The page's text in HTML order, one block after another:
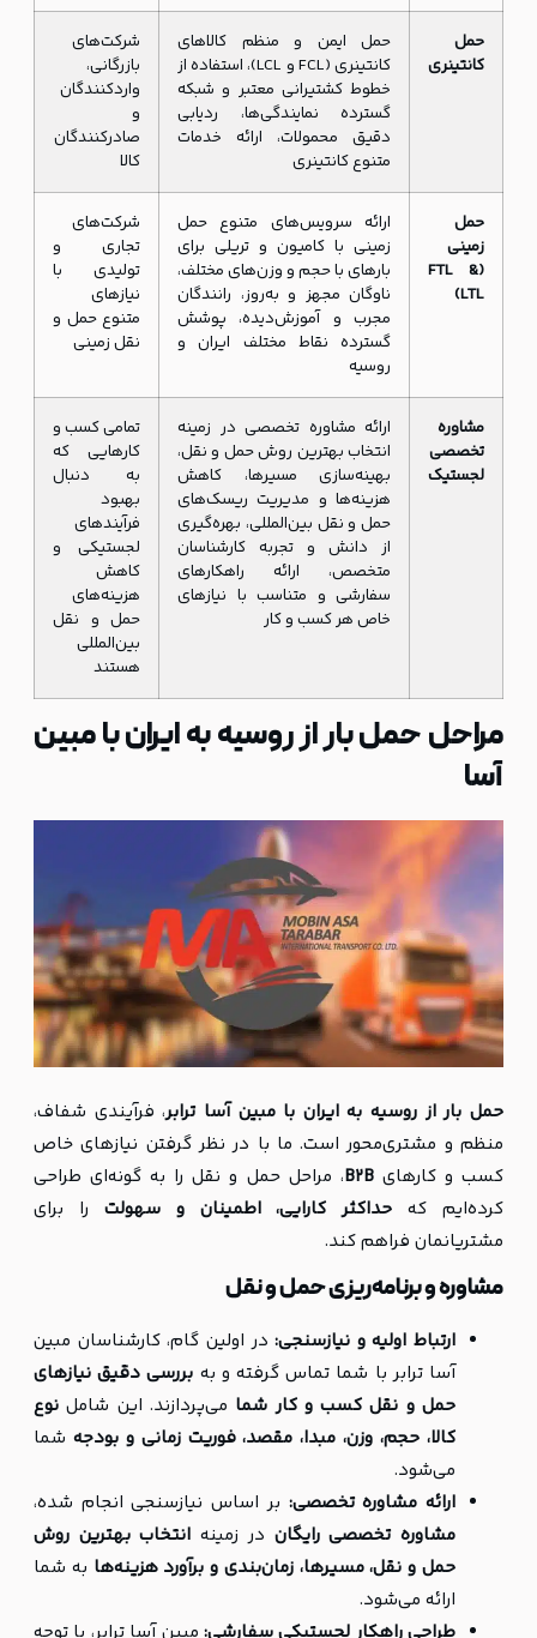
حمل
کانتینری
حمل ایمن و منظم کالاهای
کانتینری (FCL و LCL)، استفاده از
خطوط کشتیرانی معتبر و شبکه
گسترده نمایندگی‌ها، ردیابی
دقیق محمولات، ارائه خدمات
متنوع کانتینری
شرکت‌های
بازرگانی،
واردکنندگان
و
صادرکنندگان
کالا
حمل
زمینی
(FTL &
LTL)
ارائه سرویس‌های متنوع حمل
زمینی با کامیون و تریلی برای
بارهای با حجم و وزن‌های مختلف،
ناوگان مجهز و به‌روز، رانندگان
مجرب و آموزش‌دیده، پوشش
گسترده نقاط مختلف ایران و
روسیه
شرکت‌های
تجاری و
تولیدی با
نیازهای
متنوع حمل و
نقل زمینی
مشاوره
تخصصی
لجستیک
ارائه مشاوره تخصصی در زمینه
انتخاب بهترین روش حمل و نقل،
بهینه‌سازی مسیرها، کاهش
هزینه‌ها و مدیریت ریسک‌های
حمل و نقل بین‌المللی، بهره‌گیری
از دانش و تجربه کارشناسان
متخصص، ارائه راهکارهای
سفارشی و متناسب با نیازهای
خاص هر کسب و کار
تمامی کسب و
کارهایی که
به دنبال
بهبود
فرآیندهای
لجستیکی و
کاهش
هزینه‌های
حمل و نقل
بین‌المللی
هستند
مراحل حمل بار از روسیه به ایران با مبین
آسا
حمل بار از روسیه به ایران با مبین آسا ترابر، فرآیندی شفاف،
منظم و مشتری‌محور است. ما با در نظر گرفتن نیازهای خاص
کسب و کارهایB2B، مراحل حمل و نقل را به گونه‌ای طراحی
کرده‌ایم که حداکثر کارایی، اطمینان و سهولت را برای
مشتریانمان فراهم کند.
مشاوره و برنامه‌ریزی حمل و نقل
ارتباط اولیه و نیازسنجی:در اولین گام، کارشناسان مبین
آسا ترابر با شما تماس گرفته و به بررسی دقیق نیازهای
حمل و نقل کسب و کار شما می‌پردازند. این شامل نوع
کالا، حجم، وزن، مبدا، مقصد، فوریت زمانی و بودجه شما
می‌شود.
ارائه مشاوره تخصصی: بر اساس نیازسنجی انجام شده،
مشاوره تخصصی رایگان در زمینه انتخاب بهترین روش
حمل و نقل، مسیرها، زمان‌بندی و برآورد هزینه‌ها به شما
ارائه می‌شود.